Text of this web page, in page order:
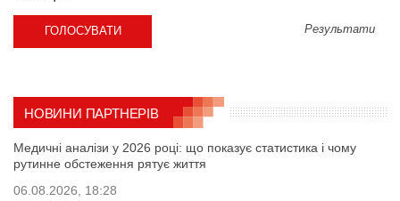
Результати
НОВИНИ ПАРТНЕРІВ
Медичні аналізи у 2026 році: що показує статистика і чому
рутинне обстеження рятує життя
06.08.2026, 18:28